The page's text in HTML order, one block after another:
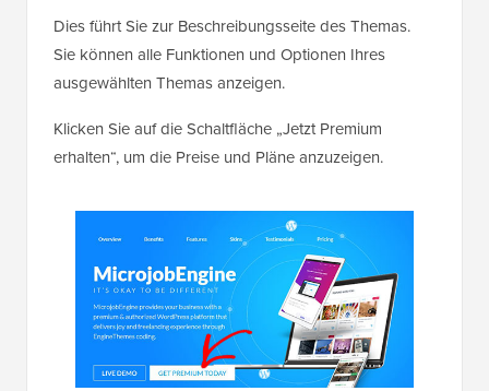
Dies führt Sie zur Beschreibungsseite des Themas.
Sie können alle Funktionen und Optionen Ihres
ausgewählten Themas anzeigen.
Klicken Sie auf die Schaltfläche „Jetzt Premium
erhalten“, um die Preise und Pläne anzuzeigen.